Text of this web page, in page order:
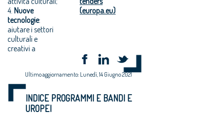
4. Nuove
tecnologie:
aiutare i settori
culturali e
creativi a
(europa.eu)
Ultimo aggiornamento: Lunedì, 14 Giugno 2021
INDICE PROGRAMMI E BANDI E
UROPEI